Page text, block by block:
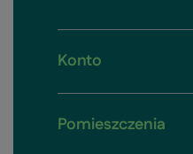
Konto
Pomieszczenia